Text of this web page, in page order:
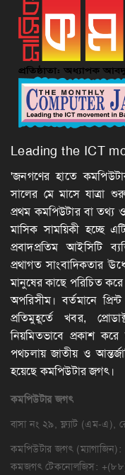
Leading the ICT
'জনগণের হাতে
সালের মে মাসে যাত্রা
প্রথম কমপিউটার বা তথ্য
মাসিক সাময়িকী হচ্ছে
প্রবাদপ্রতিম আইসিটি
প্রথাগত সাংবাদিকতার
মানুষের কাছে পরিচিত
অপরিসীম। বর্তমানে
প্রতিমুহূর্তে খবর,
নিয়মিতভাবে প্রকাশ
পথচলায় জাতীয় ও
হয়েছে কমপিউটার জগৎ।
কমপিউটারজগৎ
বাসা নং ২৯, ফ্ল্যাট (এম-এ),
কমপিউটার জগৎ
কমজগৎ টেকনোলজিস: